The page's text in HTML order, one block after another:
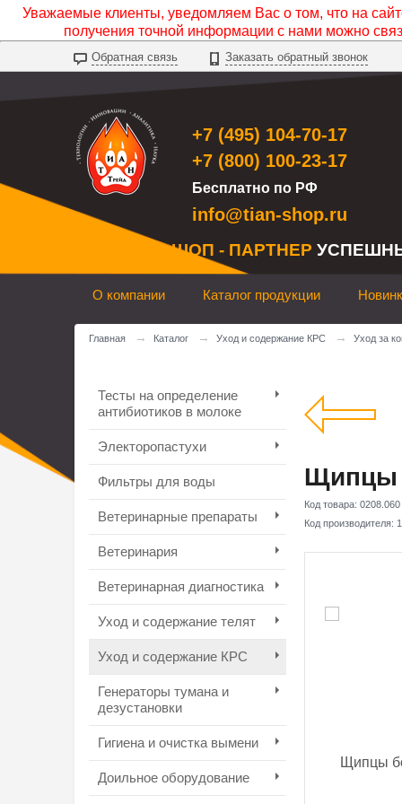
Уважаемые клиенты, уведомляем Вас о том, что на
получения точной информации с нами можно
Обратная связь Заказать обратный звонок
+7 (495) 104-70-17
+7 (800) 100-23-17
Бесплатно по РФ
info@tian-shop.ru
ТИАН ШОП - ПАРТНЕР
О компании Каталог продукции
Главная → Каталог → Уход и содержание КРС → Уход за
Тесты на определение
антибиотиков в молоке
Электоропастухи
Фильтры для воды
Ветеринарные препараты
Ветеринария
Ветеринарная диагностика
Уход и содержание телят
Уход и содержание КРС
Генераторы тумана и
дезустановки
Гигиена и очистка вымени
Доильное оборудование
Щипцы
Код товара: 0208.060
Код производителя: